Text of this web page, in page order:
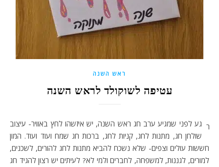
ראש השנה
עטיפה לשוקולד לראש השנה
ר גע לפני שמגיע ערב חג ראש השנה, יש איזשהו לחץ באוויר- עיצוב
שולחן חג, מתנות לחג, קניות לחג, ברכות חג שמח ועוד ועוד. המון
חששות עולים וצפים- שלא נשכח להביא מתנות לחג להורים, לשכנים,
למורים, לגננות, למשפחה, לחברים ולמי לא? לעיתים יש רצון להגיד חג